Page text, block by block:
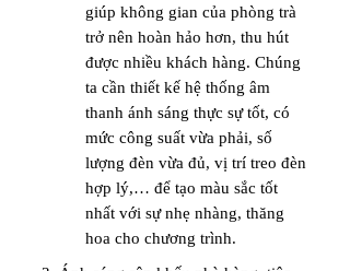
giúp không gian của phòng trà
trở nên hoàn hảo hơn, thu hút
được nhiều khách hàng. Chúng
ta cần thiết kế hệ thống âm
thanh ánh sáng thực sự tốt, có
mức công suất vừa phải, số
lượng đèn vừa đủ, vị trí treo đèn
hợp lý,… để tạo màu sắc tốt
nhất với sự nhẹ nhàng, thăng
hoa cho chương trình.